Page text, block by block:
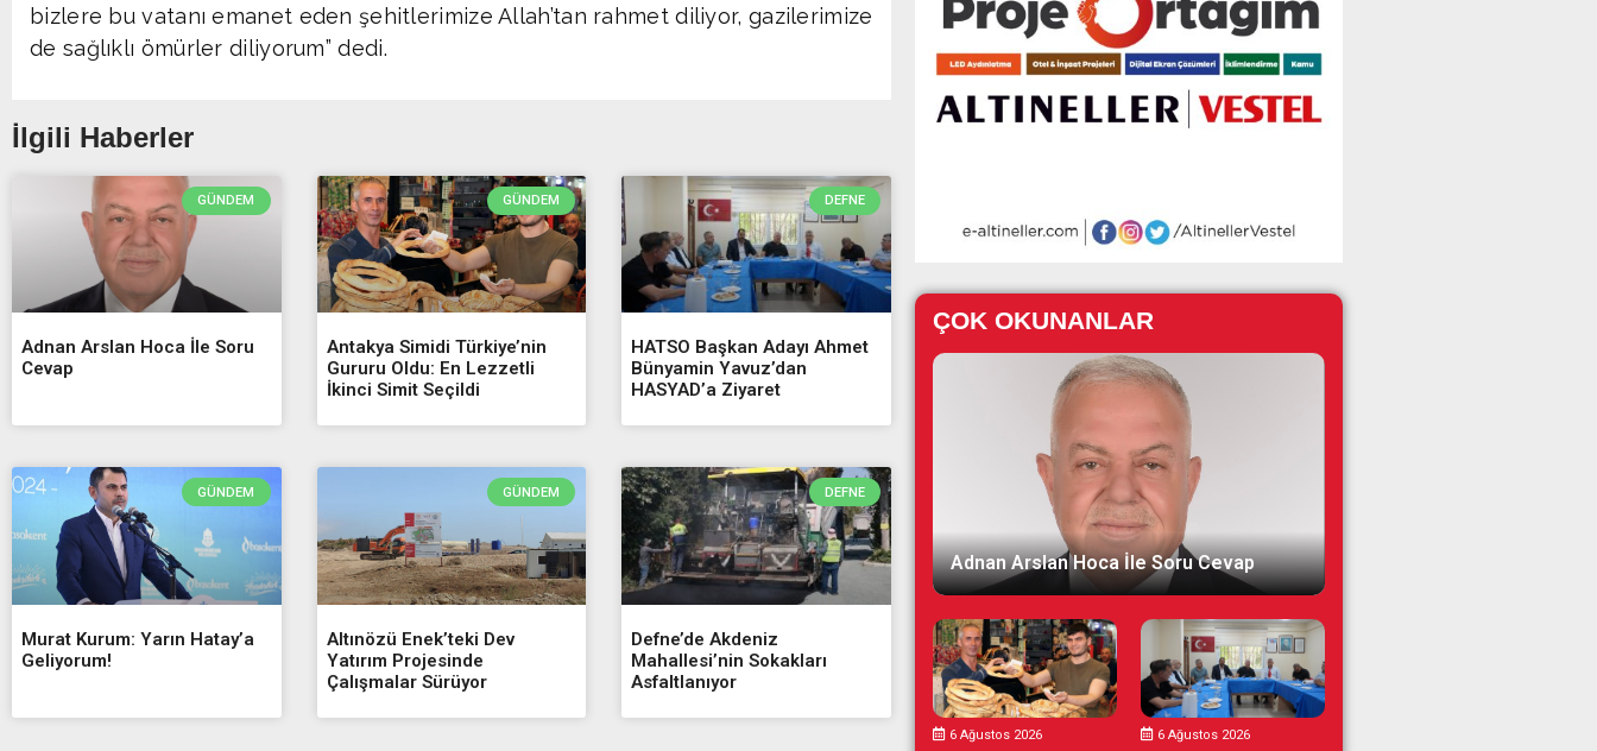
bizlere bu vatanı emanet eden şehitlerimize Allah’tan rahmet diliyor, gazilerimize
de sağlıklı ömürler diliyorum” dedi.
İlgili Haberler
GÜNDEM
Adnan Arslan Hoca İle Soru
Cevap
GÜNDEM
Antakya Simidi Türkiye’nin
Gururu Oldu: En Lezzetli
İkinci Simit Seçildi
DEFNE
HATSO Başkan Adayı Ahmet
Bünyamin Yavuz’dan
HASYAD’a Ziyaret
GÜNDEM
Murat Kurum: Yarın Hatay’a
Geliyorum!
GÜNDEM
Altınözü Enek’teki Dev
Yatırım Projesinde
Çalışmalar Sürüyor
DEFNE
Defne’de Akdeniz
Mahallesi’nin Sokakları
Asfaltlanıyor
ÇOK OKUNANLAR
Adnan Arslan Hoca İle Soru Cevap
6 Ağustos 2026 6 Ağustos 2026